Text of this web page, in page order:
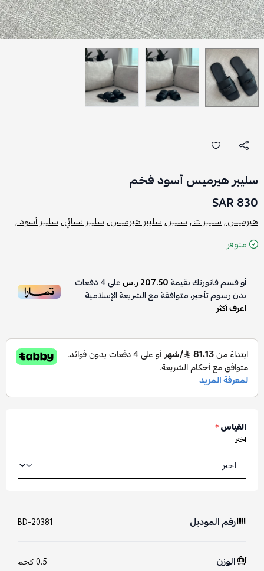
سليبر هيرميس أسود فخم
830 SAR
هيرميس ,سليبرات ,سليبر ,سليبر هيرميس ,سليبر نسائي ,سليبر أسود ,
متوفر
أو قسم فاتورتك بقيمة207.50 ر.س على4دفعات
بدون رسوم تأخير، متوافقة مع الشريعة الإسلامية
اعرف أكثر
القياس*
اختر
رقم الموديل BD-20381
الوزن 0.5 كجم